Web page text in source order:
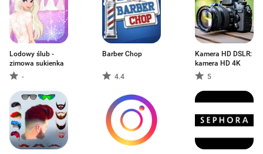
Lodowy ślub -
zimowa sukienka
-
Barber Chop
4.4
Kamera HD DSLR:
kamera HD 4K
5